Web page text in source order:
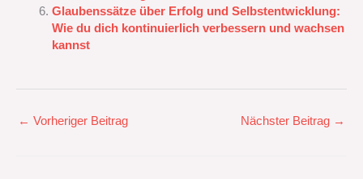
Glaubenssätze über Erfolg und Selbstentwicklung:
Wie du dich kontinuierlich verbessern und wachsen
kannst
← Vorheriger Beitrag Nächster Beitrag →